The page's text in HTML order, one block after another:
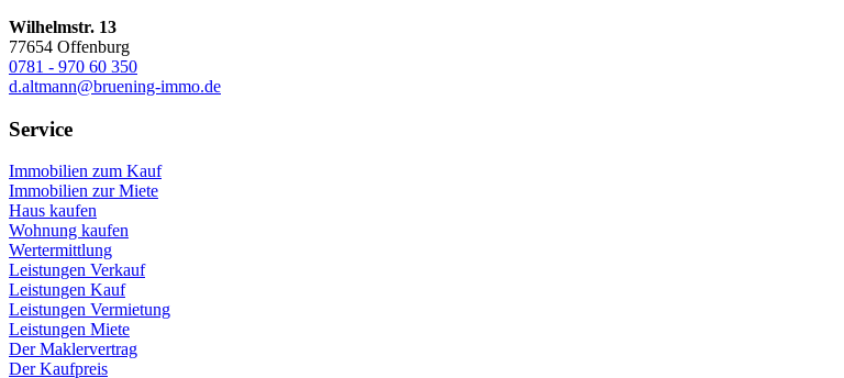
Wilhelmstr. 13
77654 Offenburg
0781 - 970 60 350
d.altmann@bruening-immo.de
Service
Immobilien zum Kauf
Immobilien zur Miete
Haus kaufen
Wohnung kaufen
Wertermittlung
Leistungen Verkauf
Leistungen Kauf
Leistungen Vermietung
Leistungen Miete
Der Maklervertrag
Der Kaufpreis